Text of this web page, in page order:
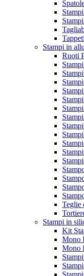
Stampi in
Ruoti
Teglie
Stampi in
Kit
Mono
Mono